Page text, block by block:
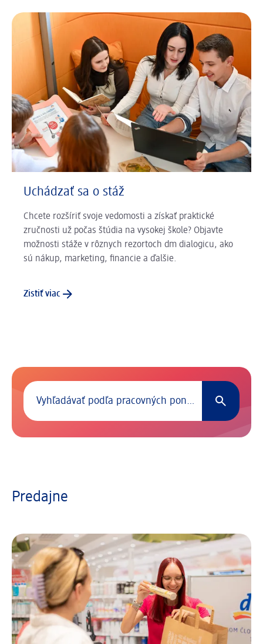
Uchádzať sa o stáž
Chcete rozšíriť svoje vedomosti a získať praktické
zručnosti už počas štúdia na vysokej škole? Objavte
možnosti stáže v rôznych rezortoch dm dialogicu, ako
sú nákup, marketing, financie a ďalšie.
Zistiť viac
Vyhľadávanie pracovných ponúk
Predajne